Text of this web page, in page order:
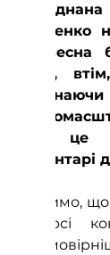
Петренко
ця весна
події,
Про це
коментарі
"Бачимо,
ракурсі